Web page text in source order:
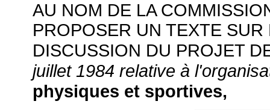
AU NOM DE LA
PROPOSER UN TEXTE
DISCUSSION DU PROJET
juillet 1984 relative à
physiques et sportives,